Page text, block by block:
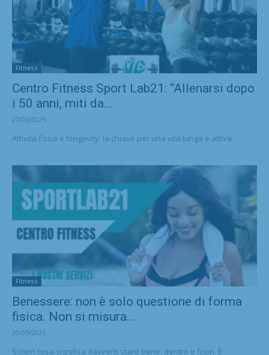
Fitness
Centro Fitness Sport Lab21: “Allenarsi dopo
i 50 anni, miti da...
27/05/2025
Attività fisica e longevity: la chiave per una vita lunga e attiva
Fitness
Benessere: non è solo questione di forma
fisica. Non si misura...
20/05/2025
Scopri cosa significa davvero stare bene, dentro e fuori. È